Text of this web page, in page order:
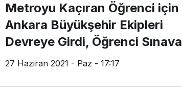
Metroyu Kaçıran Öğrenci için
Ankara Büyükşehir Ekipleri
Devreye Girdi, Öğrenci Sınava
Yetiştirildi
27 Haziran 2021 - Paz - 17:17